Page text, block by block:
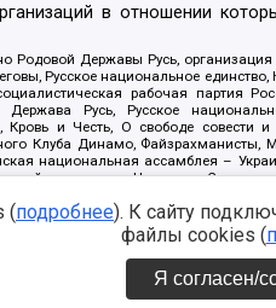
в отношении
Родовой Державы Русь,
Русское национальное
рабочая партия
Русь, Русское
и Честь, О свободе совести
Клуба Динамо,
национальная ассамблея –
инглиизма, Народная
Независимость, Фирма,
Ак Умут, Русская республика
с коррупцией, Фонд защиты
(подробнее). К сайту
файлы cookies (
Я согласен/